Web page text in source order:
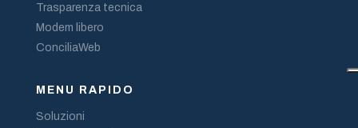
Trasparenza tecnica
Modem libero
ConciliaWeb
MENU RAPIDO
Soluzioni